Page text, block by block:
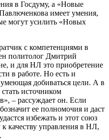
в Госдуму, а «Новые
имеет умения,
могут усилить «Новых
с компетенциями в
политолог Дмитрий
и для НЛ это приобретение
в работе. Но есть и
добиваться цели. А в
источником
– рассуждает он. Если
ее полномочия и даст
избежать и этот союз
качеству управления в НЛ,